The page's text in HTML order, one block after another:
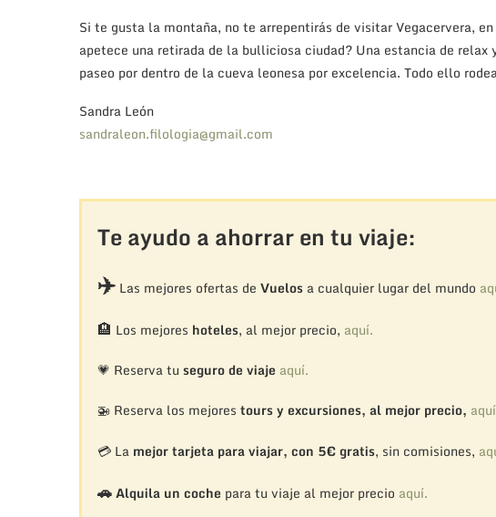
Si te gusta la montaña, no te arrepentirás de visitar Vegacervera,
apetece una retirada de la bulliciosa ciudad? Una estancia de
paseo por dentro de la cueva leonesa por excelencia. Todo ello
Sandra León
sandraleon.filologia@gmail.com
Te ayudo a ahorrar en tu viaje:
✈️Las mejores ofertas de Vuelosa cualquier lugar del mundo
🏨 Los mejores hoteles, al mejor precio, aquí.
💗 Reserva tu seguro de viaje aquí.
🚁 Reserva los mejores tours y excursiones, al mejor precio, aquí
💳 La mejor tarjeta para viajar, con 5€ gratis, sin comisiones,
🚗Alquila un coche para tu viaje al mejor precio aquí.